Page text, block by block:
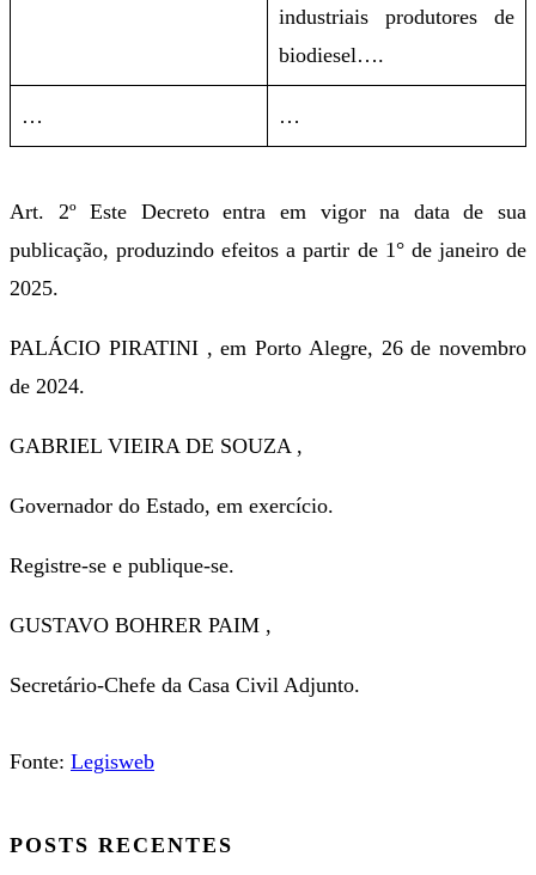
industriais produtores de
biodiesel….
… …
Art. 2º Este Decreto entra em vigor na data de sua
publicação, produzindo efeitos a partir de 1° de janeiro de
2025.
PALÁCIO PIRATINI , em Porto Alegre, 26 de novembro
de 2024.
GABRIEL VIEIRA DE SOUZA ,
Governador do Estado, em exercício.
Registre-se e publique-se.
GUSTAVO BOHRER PAIM ,
Secretário-Chefe da Casa Civil Adjunto.
Fonte: Legisweb
POSTS RECENTES